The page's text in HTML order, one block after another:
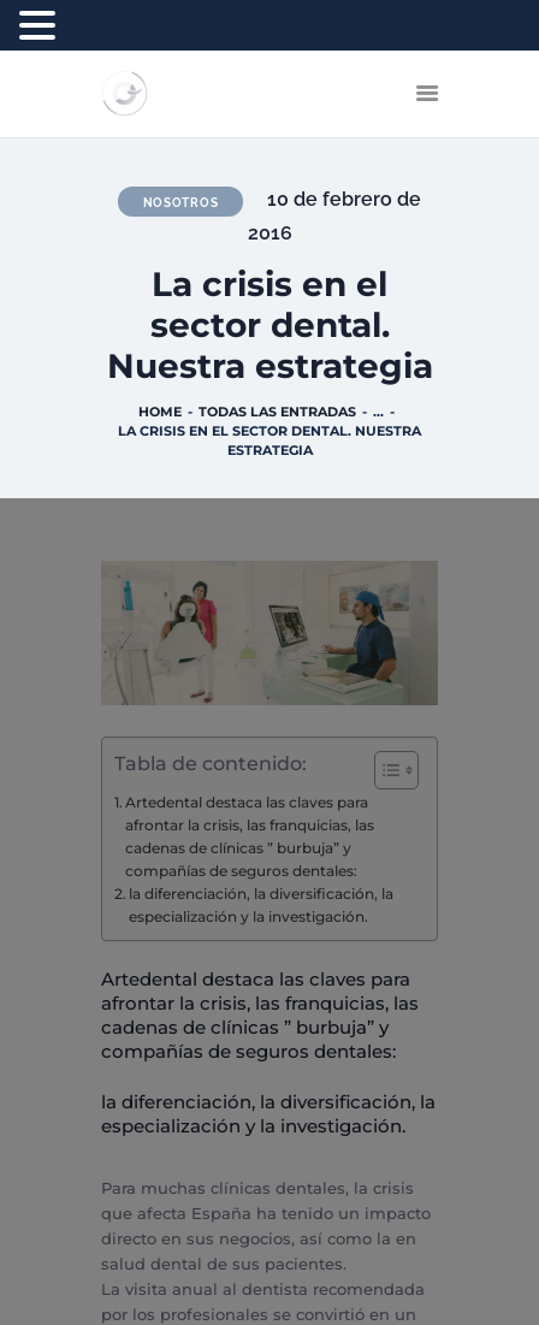
NOSOTROS
10 de febrero de
2016
La crisis en el
sector dental.
Nuestra estrategia
HOME TODAS LAS ENTRADAS
...
LA CRISIS EN EL SECTOR DENTAL. NUESTRA
ESTRATEGIA
EQUIPO
TRATAMIENTOS
TURISMO DENTAL
BLOG
CONTACTO
Tabla de contenido:
Artedental destaca las claves para
afrontar la crisis, las franquicias, las
cadenas de clínicas ” burbuja” y
compañías de seguros dentales:
la diferenciación, la diversificación, la
especialización y la investigación.
Artedental destaca las claves para
afrontar la crisis, las franquicias, las
cadenas de clínicas ” burbuja” y
compañías de seguros dentales:
la diferenciación, la diversificación, la
especialización y la investigación.
Para muchas clínicas dentales, la crisis
que afecta España ha tenido un impacto
directo en sus negocios, así como la en
salud dental de sus pacientes.
La visita anual al dentista recomendada
por los profesionales se convirtió en un